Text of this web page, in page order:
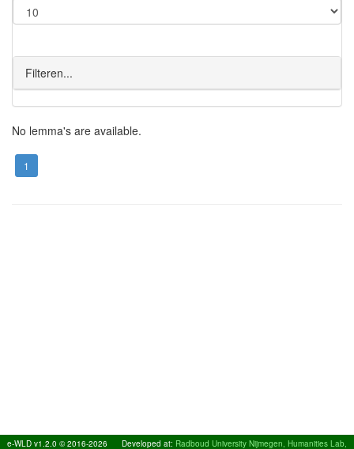
Filteren...
No lemma's are available.
1
e-WLD v1.2.0 © 2016-2026 Developed at: Radboud University Nijmegen, Humanities Lab,